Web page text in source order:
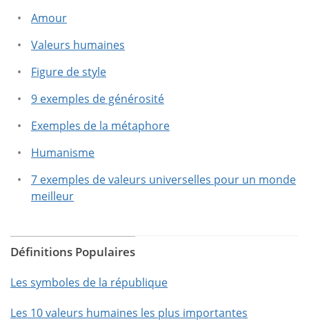
Amour
Valeurs humaines
Figure de style
9 exemples de générosité
Exemples de la métaphore
Humanisme
7 exemples de valeurs universelles pour un monde
meilleur
Définitions Populaires
Les symboles de la république
Les 10 valeurs humaines les plus importantes